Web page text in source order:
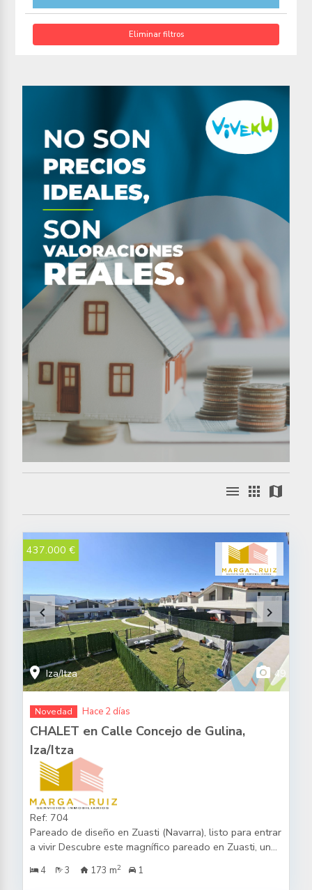
Eliminar filtros
menu apps map
keyboard_arrow_left keyboard_arrow_right
437.000 €
location_onIza/Itza photo_camera49
Novedad Hace 2 días
CHALET en Calle Concejo de Gulina,
Iza/Itza
Ref: 704
Pareado de diseño en Zuasti (Navarra), listo para entrar
a vivir Descubre este magnífico pareado en Zuasti, una
tranquilo y rodeado de naturaleza, con excelentes
4 3 173 m2 1